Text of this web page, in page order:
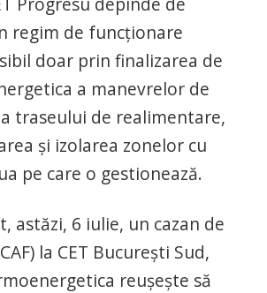
regim de funcționare
doar prin finalizarea de
a manevrelor de
traseului de realimentare,
și izolarea zonelor cu
pe care o gestionează.
astăzi, 6 iulie, un cazan de
la CET București Sud,
reușește să